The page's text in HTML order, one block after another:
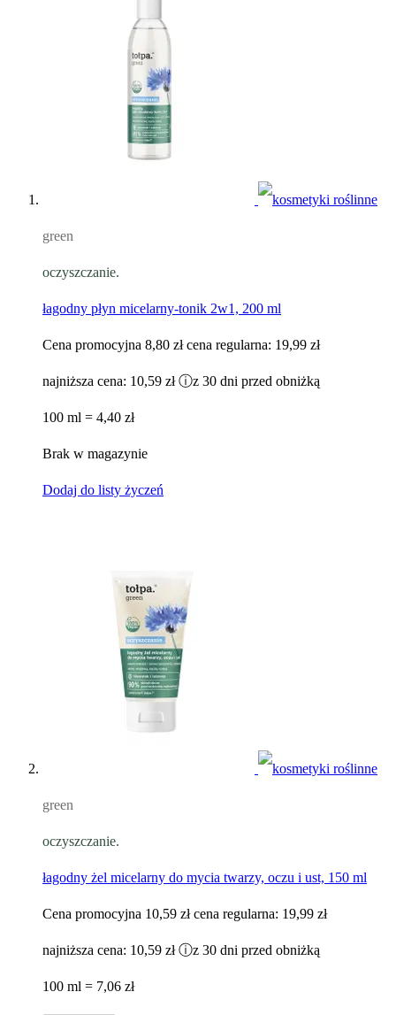
green
oczyszczanie.
łagodny płyn micelarny-tonik 2w1, 200 ml
Cena promocyjna 8,80 zł cena regularna: 19,99 zł
najniższa cena: 10,59 zł ⓘz 30 dni przed obniżką
100 ml = 4,40 zł
Brak w magazynie
Dodaj do listy życzeń
green
oczyszczanie.
łagodny żel micelarny do mycia twarzy, oczu i ust, 150 ml
Cena promocyjna 10,59 zł cena regularna: 19,99 zł
najniższa cena: 10,59 zł ⓘz 30 dni przed obniżką
100 ml = 7,06 zł